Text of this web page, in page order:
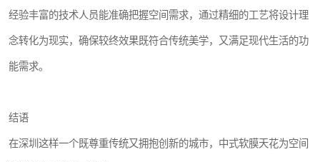
经验丰富的技术人员能准确把握空间需求，通过精细的工艺将设计理
念转化为现实，确保较终效果既符合传统美学，又满足现代生活的功
能需求。
结语
在深圳这样一个既尊重传统又拥抱创新的城市，中式软膜天花为空间